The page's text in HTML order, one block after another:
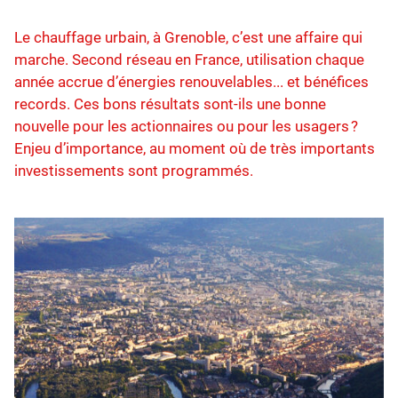
Le chauffage urbain, à Grenoble, c’est une affaire qui
marche. Second réseau en France, utilisation chaque
année accrue d’énergies renouvelables... et bénéfices
records. Ces bons résultats sont-ils une bonne
nouvelle pour les actionnaires ou pour les usagers ?
Enjeu d’importance, au moment où de très importants
investissements sont programmés.